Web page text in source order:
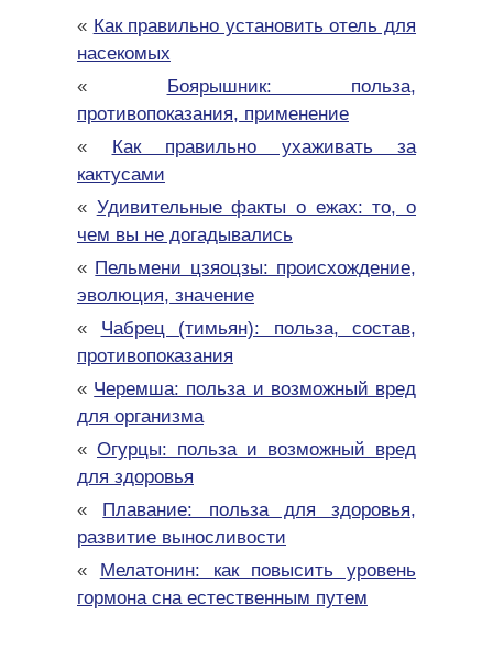
« Как правильно установить отель для
насекомых
«
Боярышник: польза,
противопоказания, применение
«
Как правильно ухаживать за
кактусами
« Удивительные факты о ежах: то, о
чем вы не догадывались
« Пельмени цзяоцзы: происхождение,
эволюция, значение
« Чабрец (тимьян): польза, состав,
противопоказания
« Черемша: польза и возможный вред
для организма
« Огурцы: польза и возможный вред
для здоровья
«
Плавание: польза для здоровья,
развитие выносливости
«
Мелатонин: как повысить уровень
гормона сна естественным путем